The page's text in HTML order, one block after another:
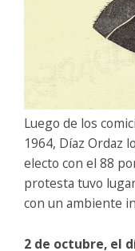
Luego de los
1964, Díaz Ordaz
electo con el 88
protesta tuvo
con un ambiente
2 de octubre, el